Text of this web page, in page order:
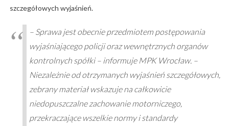
szczegółowych wyjaśnień.
– Sprawa jest obecnie przedmiotem postępowania
wyjaśniającego policji oraz wewnętrznych organów
kontrolnych spółki – informuje MPK Wrocław. –
Niezależnie od otrzymanych wyjaśnień szczegółowych,
zebrany materiał wskazuje na całkowicie
niedopuszczalne zachowanie motorniczego,
przekraczające wszelkie normy i standardy